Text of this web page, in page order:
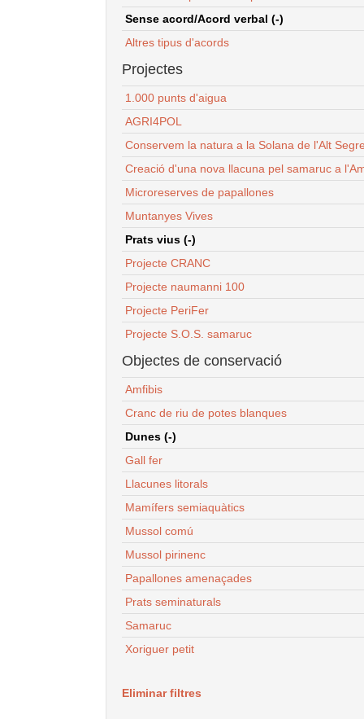
Sense acord/Acord verbal (-)
Altres tipus d'acords
Projectes
1.000 punts d'aigua
AGRI4POL
Conservem la natura a la Solana de l'Alt
Creació d'una nova llacuna pel samaruc a
Microreserves de papallones
Muntanyes Vives
Prats vius (-)
Projecte CRANC
Projecte naumanni 100
Projecte PeriFer
Projecte S.O.S. samaruc
Objectes de conservació
Amfibis
Cranc de riu de potes blanques
Dunes (-)
Gall fer
Llacunes litorals
Mamífers semiaquàtics
Mussol comú
Mussol pirinenc
Papallones amenaçades
Prats seminaturals
Samaruc
Xoriguer petit
Eliminar filtres